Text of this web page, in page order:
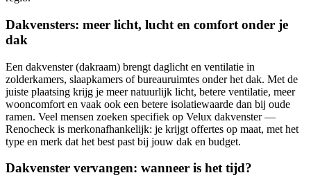
Dakvensters: meer licht, lucht en comfort onder je
dak
Een dakvenster (dakraam) brengt daglicht en ventilatie in
zolderkamers, slaapkamers of bureauruimtes onder het dak. Met de
juiste plaatsing krijg je meer natuurlijk licht, betere ventilatie, meer
wooncomfort en vaak ook een betere isolatiewaarde dan bij oude
ramen. Veel mensen zoeken specifiek op Velux dakvenster —
Renocheck is merkonafhankelijk: je krijgt offertes op maat, met het
type en merk dat het best past bij jouw dak en budget.
Dakvenster vervangen: wanneer is het tijd?